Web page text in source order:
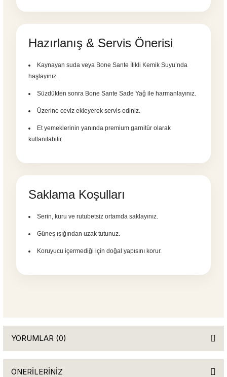
Hazırlanış & Servis Önerisi
Kaynayan suda veya Bone Sante İlikli Kemik Suyu’nda
haşlayınız.
Süzdükten sonra Bone Sante Sade Yağ ile harmanlayınız.
Üzerine ceviz ekleyerek servis ediniz.
Et yemeklerinin yanında premium garnitür olarak
kullanılabilir.
Saklama Koşulları
Serin, kuru ve rutubetsiz ortamda saklayınız.
Güneş ışığından uzak tutunuz.
Koruyucu içermediği için doğal yapısını korur.
YORUMLAR (0)
ÖNERİLERİNİZ